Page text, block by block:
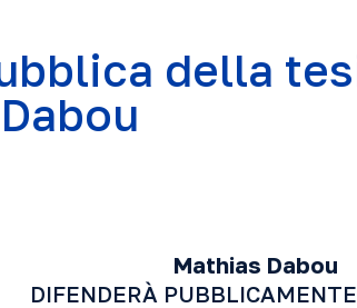
della
Mathias Dabou
PUBBLICAMENTE